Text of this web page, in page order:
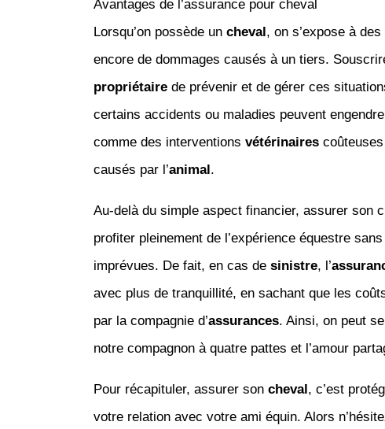
Avantages de l’assurance pour cheval
Lorsqu’on possède un cheval, on s’expose à des
encore de dommages causés à un tiers.
propriétairede prévenir et de gérer ces
certains accidents ou maladies peuvent
comme des interventions vétérinairescoûteuses
causés par l’animal.
Au-delà du simple aspect financier, assurer son
profiter pleinement de l’expérience équestre
imprévues. De fait, en cas de sinistre, l’
avec plus de tranquillité, en sachant que les
par la compagnie d’assurances. Ainsi, on peut
notre compagnon à quatre pattes et l’amour
Pour récapituler, assurer son cheval, c’est
votre relation avec votre ami équin. Alors